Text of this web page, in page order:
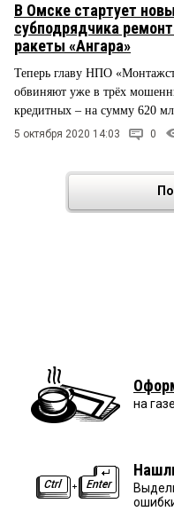
В Омске стартует
субподрядчика
ракеты «Ангара»
Теперь главу НПО
обвиняют уже в трёх
кредитных – на сумму 620
5 октября 2020 14:03 0
на